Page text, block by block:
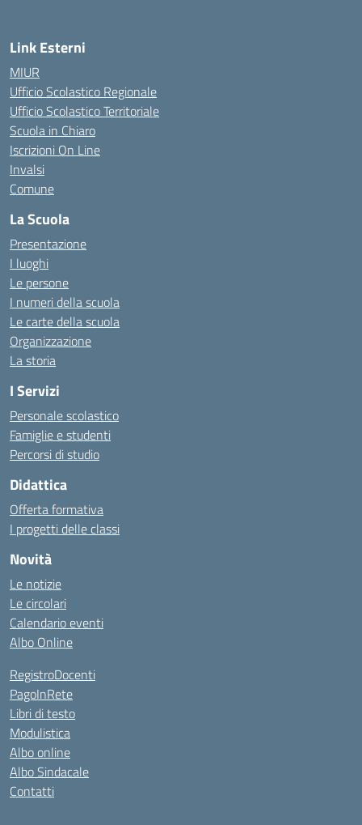
Link Esterni
MIUR
Ufficio Scolastico Regionale
Ufficio Scolastico Territoriale
Scuola in Chiaro
Iscrizioni On Line
Invalsi
Comune
La Scuola
Presentazione
I luoghi
Le persone
I numeri della scuola
Le carte della scuola
Organizzazione
La storia
I Servizi
Personale scolastico
Famiglie e studenti
Percorsi di studio
Didattica
Offerta formativa
I progetti delle classi
Novità
Le notizie
Le circolari
Calendario eventi
Albo Online
RegistroDocenti
PagoInRete
Libri di testo
Modulistica
Albo online
Albo Sindacale
Contatti